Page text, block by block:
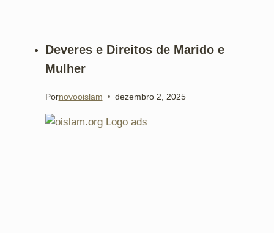
Deveres e Direitos de Marido e
Mulher
Pornovooislam dezembro 2, 2025